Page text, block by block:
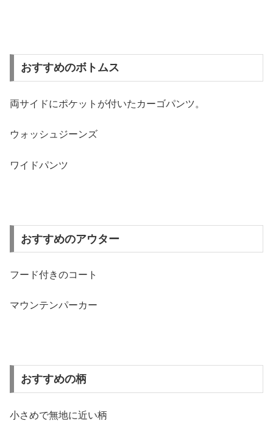
おすすめのボトムス
両サイドにポケットが付いたカーゴパンツ。
ウォッシュジーンズ
ワイドパンツ
おすすめのアウター
フード付きのコート
マウンテンパーカー
おすすめの柄
小さめで無地に近い柄